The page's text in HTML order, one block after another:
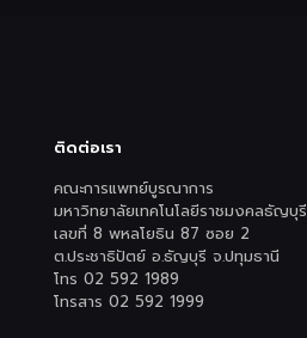
ติดต่อเรา
คณะการแพทย์บูรณาการ
มหาวิทยาลัยเทคโนโลยีราชมงคลธัญบุรี
เลขที่ 8 พหลโยธิน 87 ซอย 2
ต.ประชาธิปัตย์ อ.ธัญบุรี จ.ปทุมธานี
โทร 02 592 1989
โทรสาร 02 592 1999